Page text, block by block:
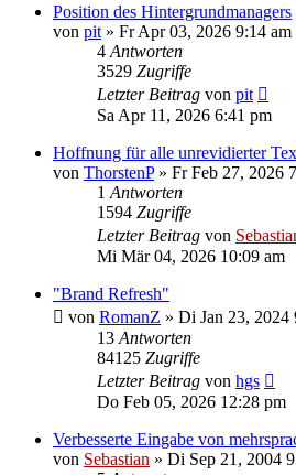
Position des Hintergrundmanagers
von pit » Fr Apr 03, 2026 9:14 am
4 Antworten
3529 Zugriffe
Letzter Beitrag von pit
Sa Apr 11, 2026 6:41 pm
Hoffnung für alle unrevidierter
von ThorstenP» Fr Feb 27, 2026
1 Antworten
1594 Zugriffe
Letzter Beitrag von
Mi Mär 04, 2026 10:09 am
"Brand Refresh"
von RomanZ » Di Jan 23, 2024
13 Antworten
84125 Zugriffe
Letzter Beitrag von hgs
Do Feb 05, 2026 12:28 pm
Verbesserte Eingabe von
von Sebastian » Di Sep 21, 2004